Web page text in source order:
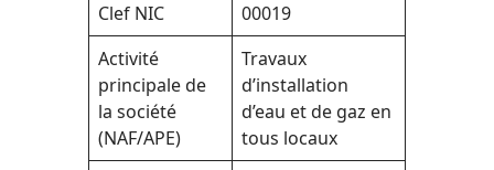
Clef NIC
00019
Activité
principale de
la société
(NAF/APE)
Travaux
d’installation
d’eau et de gaz en
tous locaux